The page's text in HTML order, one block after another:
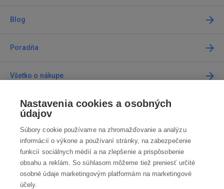
Blog
Poradňa
Všetko o nákupe
Predajne
Kontakt
Kontaktujte nás
info@robotworld.sk
Nastavenia cookies a osobných
údajov
Súbory cookie používame na zhromažďovanie a analýzu
informácií o výkone a používaní stránky, na zabezpečenie
funkcií sociálnych médií a na zlepšenie a prispôsobenie
obsahu a reklám. So súhlasom môžeme tiež preniesť určité
osobné údaje marketingovým platformám na marketingové
účely.